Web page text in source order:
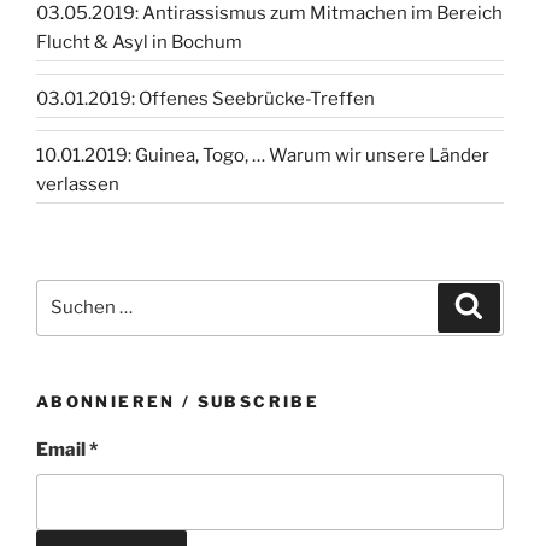
03.05.2019: Antirassismus zum Mitmachen im Bereich
Flucht & Asyl in Bochum
03.01.2019: Offenes Seebrücke-Treffen
10.01.2019: Guinea, Togo, … Warum wir unsere Länder
verlassen
nach:
ABONNIEREN / SUBSCRIBE
Email *